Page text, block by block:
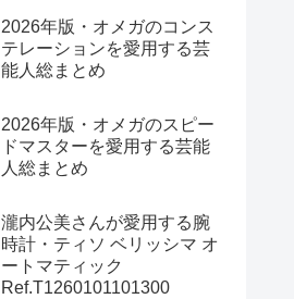
2026年版・オメガのコンス
テレーションを愛用する芸
能人総まとめ
2026年版・オメガのスピー
ドマスターを愛用する芸能
人総まとめ
瀧内公美さんが愛用する腕
時計・ティソ ベリッシマ オ
ートマティック
Ref.T1260101101300